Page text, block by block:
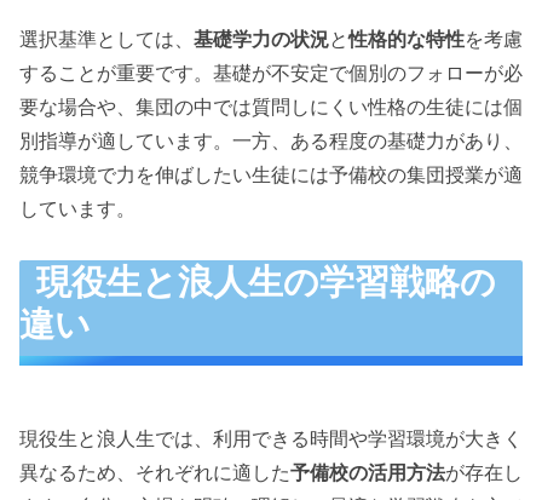
選択基準としては、 基礎学力の状況と性格的な特性を考慮
することが重要です。基礎が不安定で個別のフォローが必
要な場合や、集団の中では質問しにくい性格の生徒には個
別指導が適しています。一方、ある程度の基礎力があり、
競争環境で力を伸ばしたい生徒には予備校の集団授業が適
しています。
現役生と浪人生の学習戦略の
違い
現役生と浪人生では、利用できる時間や学習環境が大きく
異なるため、それぞれに適した予備校の活用方法が存在し